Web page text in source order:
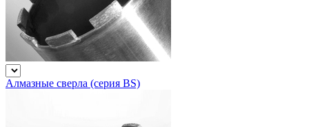
Алмазные сверла (серия BS)